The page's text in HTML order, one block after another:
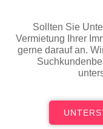
Sollten Sie
Vermietung Ihrer
gerne darauf an.